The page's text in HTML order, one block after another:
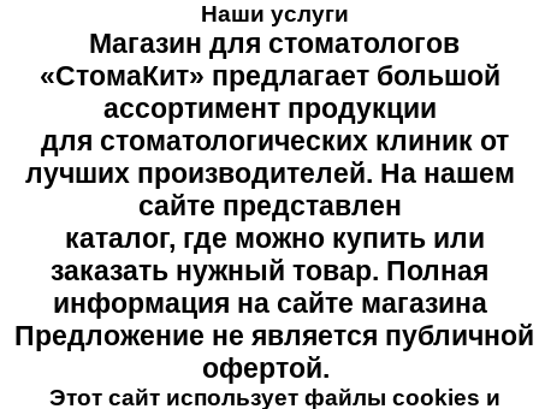
Наши услуги
Магазин для стоматологов
«СтомаКит» предлагает большой
ассортимент продукции
для стоматологических клиник от
лучших производителей. На нашем
сайте представлен
каталог, где можно купить или
заказать нужный товар. Полная
информация на сайте магазина
Предложение не является публичной
офертой.
Этот сайт использует файлы cookies и